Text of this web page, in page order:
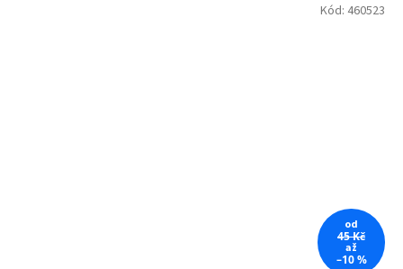
od
45 Kč
až
–10 %
Kód: 460523